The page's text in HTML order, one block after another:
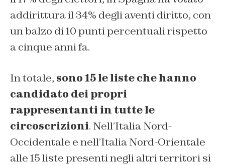
addirittura il 34% degli aventi diritto, con
un balzo di 10 punti percentuali rispetto
a cinque anni fa.
In totale, sono 15 le liste che hanno
candidato dei propri
rappresentanti in tutte le
circoscrizioni. Nell’Italia Nord-
Occidentale e nell’Italia Nord-Orientale
alle 15 liste presenti negli altri territori si